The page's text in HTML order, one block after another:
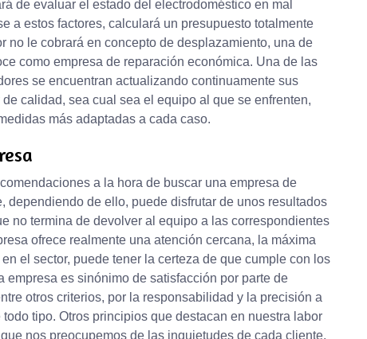
de evaluar el estado del electrodoméstico en mal
a estos factores, calculará un presupuesto totalmente
no le cobrará en concepto de desplazamiento, una de
como empresa de reparación económica. Una de las
se encuentran actualizando continuamente sus
calidad, sea cual sea el equipo al que se enfrenten,
más adaptadas a cada caso.
a la hora de buscar una empresa de
dependiendo de ello, puede disfrutar de unos resultados
no termina de devolver al equipo a las correspondientes
ofrece realmente una atención cercana, la máxima
el sector, puede tener la certeza de que cumple con los
es sinónimo de satisfacción por parte de
otros criterios, por la responsabilidad y la precisión a
tipo. Otros principios que destacan en nuestra labor
nos preocupemos de las inquietudes de cada cliente,